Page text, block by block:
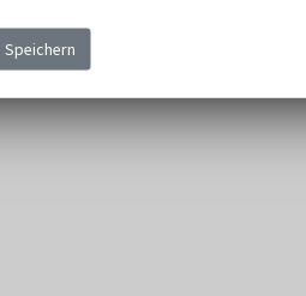
Speichern